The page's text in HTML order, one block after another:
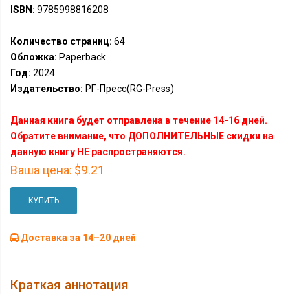
ISBN: 9785998816208
Количество страниц: 64
Обложка: Paperback
Год: 2024
Издательство: РГ-Пресс(RG-Press)
Данная книга будет отправлена в течение 14-16 дней.
Обратите внимание, что ДОПОЛНИТЕЛЬНЫЕ скидки на
данную книгу НЕ распространяются.
Ваша цена: $9.21
КУПИТЬ
Доставка за 14–20 дней
Краткая аннотация